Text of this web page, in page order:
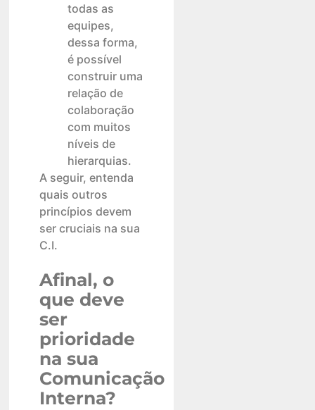
todas as
equipes,
dessa forma,
é possível
construir uma
relação de
colaboração
com muitos
níveis de
hierarquias.
A seguir, entenda
quais outros
princípios devem
ser cruciais na sua
C.I.
Afinal, o
que deve
ser
prioridade
na sua
Comunicação
Interna?